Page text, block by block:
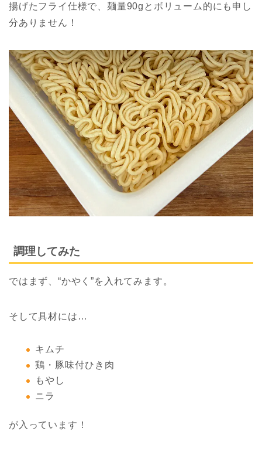
揚げたフライ仕様で、麺量90gとボリューム的にも申し
分ありません！
調理してみた
ではまず、“かやく”を入れてみます。
そして具材には…
キムチ
鶏・豚味付ひき肉
もやし
ニラ
が入っています！